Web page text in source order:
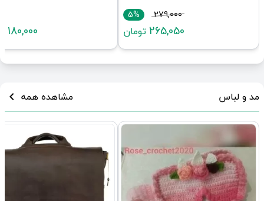
5% 279,000
265,050تومان 180,000
مد و لباس مشاهده همه chevron_left